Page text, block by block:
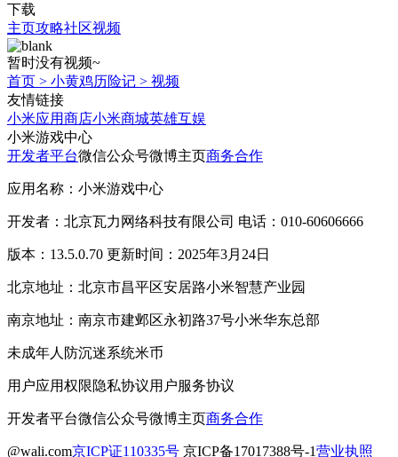
下载
主页攻略社区视频
暂时没有视频~
首页 > 小黄鸡历险记 > 视频
友情链接
小米应用商店小米商城英雄互娱
小米游戏中心
开发者平台微信公众号微博主页商务合作
应用名称：小米游戏中心
开发者：北京瓦力网络科技有限公司 电话：010-60606666
版本：13.5.0.70 更新时间：2025年3月24日
北京地址：北京市昌平区安居路小米智慧产业园
南京地址：南京市建邺区永初路37号小米华东总部
未成年人防沉迷系统米币
用户应用权限隐私协议用户服务协议
开发者平台微信公众号微博主页商务合作
@wali.com京ICP证110335号 京ICP备17017388号-1营业执照